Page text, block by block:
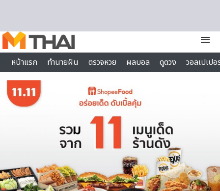
menu
หน้าแรก
ทำนายฝัน ตรวจหวย ผลบอล ดูดวง
วอลเปเป
ไลฟ์สไตล์